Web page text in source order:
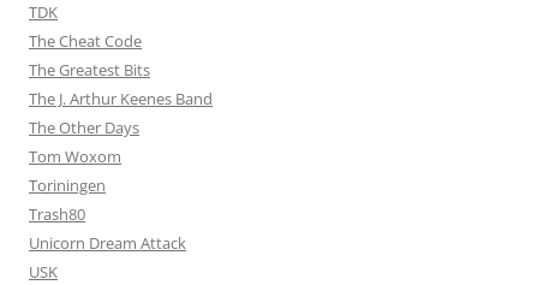
TDK
The Cheat Code
The Greatest Bits
The J. Arthur Keenes Band
The Other Days
Tom Woxom
Toriningen
Trash80
Unicorn Dream Attack
USK